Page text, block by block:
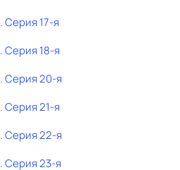
. Серия 17-я
. Серия 18-я
. Серия 20-я
. Серия 21-я
. Серия 22-я
. Серия 23-я